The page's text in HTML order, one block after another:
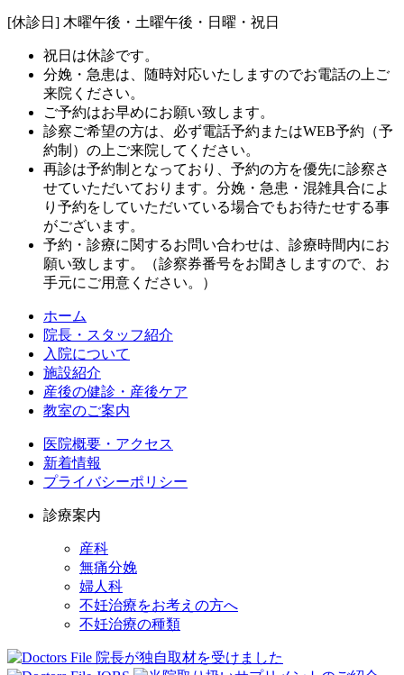
[休診日] 木曜午後・土曜午後・日曜・祝日
祝日は休診です。
分娩・急患は、随時対応いたしますのでお電話の上ご
来院ください。
ご予約はお早めにお願い致します。
診察ご希望の方は、必ず電話予約またはWEB予約（予
約制）の上ご来院してください。
再診は予約制となっており、予約の方を優先に診察さ
せていただいております。分娩・急患・混雑具合によ
り予約をしていただいている場合でもお待たせする事
がございます。
予約・診療に関するお問い合わせは、診療時間内にお
願い致します。（診察券番号をお聞きしますので、お
手元にご用意ください。）
ホーム
院長・スタッフ紹介
入院について
施設紹介
産後の健診・産後ケア
教室のご案内
医院概要・アクセス
新着情報
プライバシーポリシー
診療案内
産科
無痛分娩
婦人科
不妊治療をお考えの方へ
不妊治療の種類